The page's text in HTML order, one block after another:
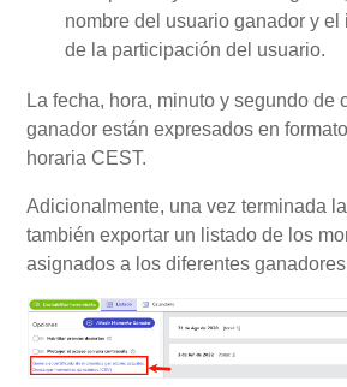
nombre del usuario ganador y
de la participación del usuario.
La fecha, hora, minuto y segundo de
ganador están expresados en
horaria CEST.
Adicionalmente, una vez terminada
también exportar un listado de los
asignados a los diferentes